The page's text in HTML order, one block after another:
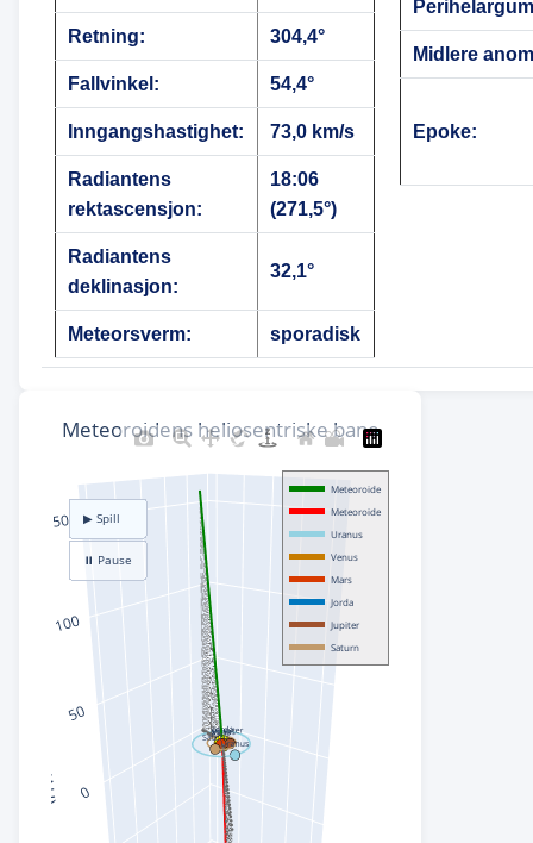
Retning: 304,4°
Fallvinkel: 54,4°
Inngangshastighet: 73,0 km/s
Radiantens
rektascensjon:
18:06
(271,5°)
Radiantens
deklinasjon:
32,1°
Meteorsverm: sporadisk
Midlere
Epoke: